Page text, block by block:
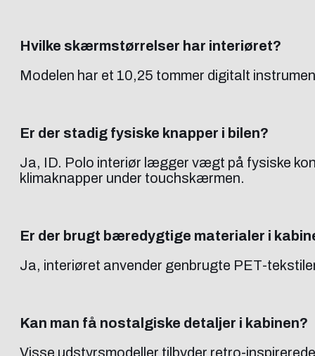
Hvilke skærmstørrelser har interiøret?
Modelen har et 10,25 tommer digitalt
Er der stadig fysiske knapper i bilen?
Ja, ID. Polo interiør lægger vægt på fysiske
klimaknapper under touchskærmen.
Er der brugt bæredygtige materialer i
Ja, interiøret anvender genbrugte PET-
Kan man få nostalgiske detaljer i kabinen?
Visse udstyrsmodeller tilbyder retro-